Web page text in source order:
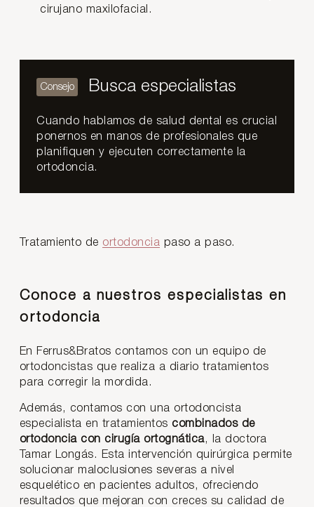
cirujano maxilofacial.
Busca especialistas
Cuando hablamos de salud dental es crucial
ponernos en manos de profesionales que
planifiquen y ejecuten correctamente la
ortodoncia.
Tratamiento de ortodoncia paso a paso.
Conoce a nuestros especialistas en
ortodoncia
En Ferrus&Bratos contamos con un equipo de
ortodoncistas que realiza a diario tratamientos
para corregir la mordida.
Además, contamos con una ortodoncista
especialista en tratamientos combinados de
ortodoncia con cirugía ortognática, la doctora
Tamar Longás. Esta intervención quirúrgica permite
solucionar maloclusiones severas a nivel
esquelético en pacientes adultos, ofreciendo
resultados que mejoran con creces su calidad de